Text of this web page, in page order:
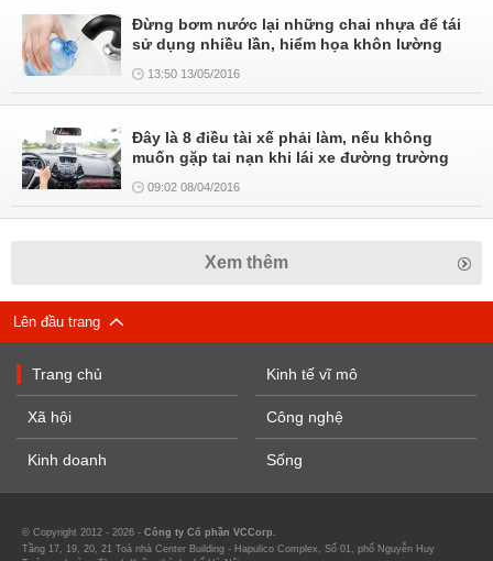
Đừng bơm nước lại những chai nhựa để tái
sử dụng nhiều lần, hiểm họa khôn lường
13:50 13/05/2016
Đây là 8 điều tài xế phải làm, nếu không
muốn gặp tai nạn khi lái xe đường trường
09:02 08/04/2016
Xem thêm
Lên đầu trang
Trang chủ
Xã hội
Kinh doanh
Kinh tế vĩ mô
Công nghệ
Sống
© Copyright 2012 - 2026 - Công ty Cổ phần VCCorp.
Tầng 17, 19, 20, 21 Toà nhà Center Building - Hapulico Complex, Số 01, phố Nguyễn Huy